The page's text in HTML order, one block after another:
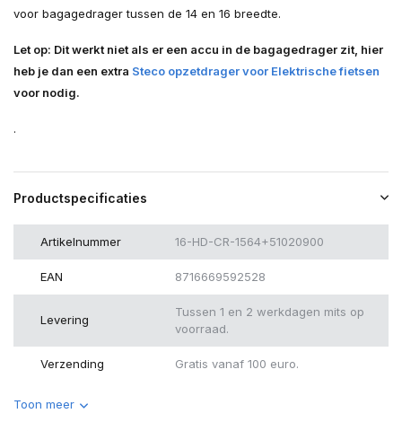
voor bagagedrager tussen de 14 en 16 breedte.
Let op: Dit werkt niet als er een accu in de bagagedrager zit, hier
heb je dan een extra Steco opzetdrager voor Elektrische fietsen
voor nodig.
.
Productspecificaties
Artikelnummer 16-HD-CR-1564+51020900
EAN 8716669592528
Levering
Tussen 1 en 2 werkdagen mits op
voorraad.
Verzending Gratis vanaf 100 euro.
Toon meer